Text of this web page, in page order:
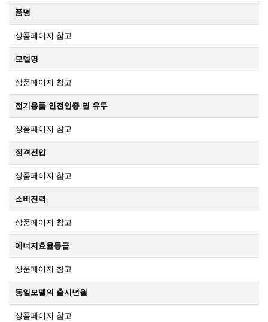
품명
상품페이지 참고
모델명
상품페이지 참고
전기용품 안전인증 필 유무
상품페이지 참고
정격전압
상품페이지 참고
소비전력
상품페이지 참고
에너지효율등급
상품페이지 참고
동일모델의 출시년월
상품페이지 참고